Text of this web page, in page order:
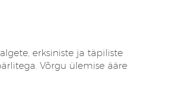
erksiniste ja täpiliste
Võrgu ülemise ääre